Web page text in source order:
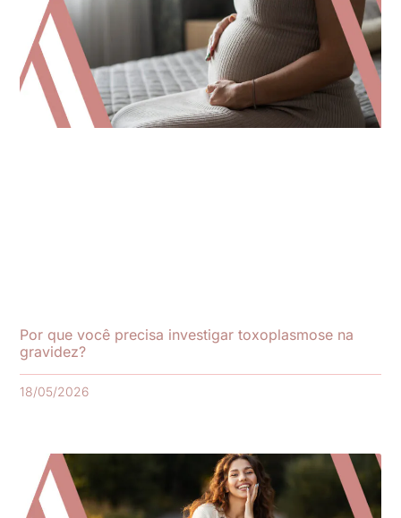
Por que você precisa investigar toxoplasmose na
gravidez?
18/05/2026